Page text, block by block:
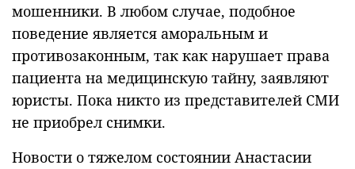
мошенники. В любом случае, подобное
поведение является аморальным и
противозаконным, так как нарушает права
пациента на медицинскую тайну, заявляют
юристы. Пока никто из представителей СМИ
не приобрел снимки.
Новости о тяжелом состоянии Анастасии